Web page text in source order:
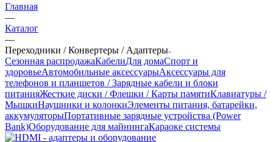
Главная
—
Каталог
—
Переходники / Конвертеры / Адаптеры
Сезонная распродажаКабелиДля домаСпорт и
здоровьеАвтомобильные аксессуарыАксессуары для
телефонов и планшетов / Зарядные кабели и блоки
питанияЖесткие диски / Флешки / Карты памятиКлавиатуры /
МышкиНаушники и колонкиЭлементы питания, батарейки,
аккумуляторыПортативные зарядные устройства (Power
Bank)Оборудование для майнингаКараоке системы